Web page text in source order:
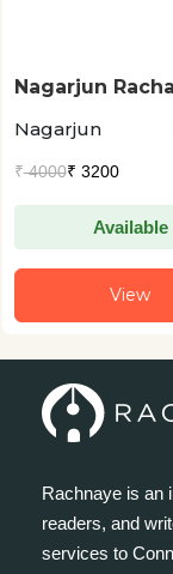
Nagarjun
Nagarjun
₹4000₹ 3200
Available
View
Rachnaye is an
readers, and
services to